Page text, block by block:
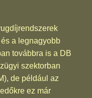
a legnagyobb
továbbra is a DB
szektorban
de például az
ez már